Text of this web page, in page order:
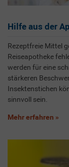
Hilfe aus der
Rezeptfreie Mittel
Reiseapotheke
werden für eine
stärkeren
Insektenstichen
sinnvoll sein.
Mehr erfahren